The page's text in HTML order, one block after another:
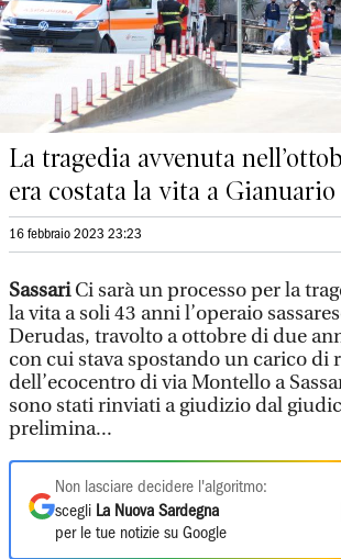
La tragedia avvenuta
era costata la vita a
16 febbraio 2023 23:23
SassariCi sarà un processo per la
la vita a soli 43 anni l’operaio
Derudas, travolto a ottobre di due
con cui stava spostando un carico di
dell’ecocentro di via Montello a
sono stati rinviati a giudizio dal
prelimina...
Non lasciare decidere l'algoritmo:
scegli La Nuova Sardegna
per le tue notizie su Google